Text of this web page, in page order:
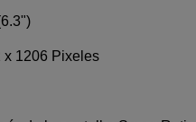
x 1206 Pixeles